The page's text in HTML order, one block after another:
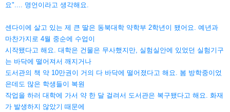
요".... 명언이라고 생각해요.
센다이에 살고 있는 제 큰 딸은 동북대학 약학부 2학년이 됐어요. 예년과
마찬가지로 4월 중순에 수업이
시작됐다고 해요. 대학은 건물은 무사했지만, 실험실안에 있었던 실험기구
는 바닥에 떨어져서 깨지거나
도서관의 책 약 10만권이 거의 다 바닥에 떨어졌다고 해요. 봄 방학중이었
은데도 많은 학생들이 복원
작업을 하러 대학에 가서 약 한 달 걸려서 도서관은 복구됐다고 해요. 화재
가 발생하지 않았기 때문에